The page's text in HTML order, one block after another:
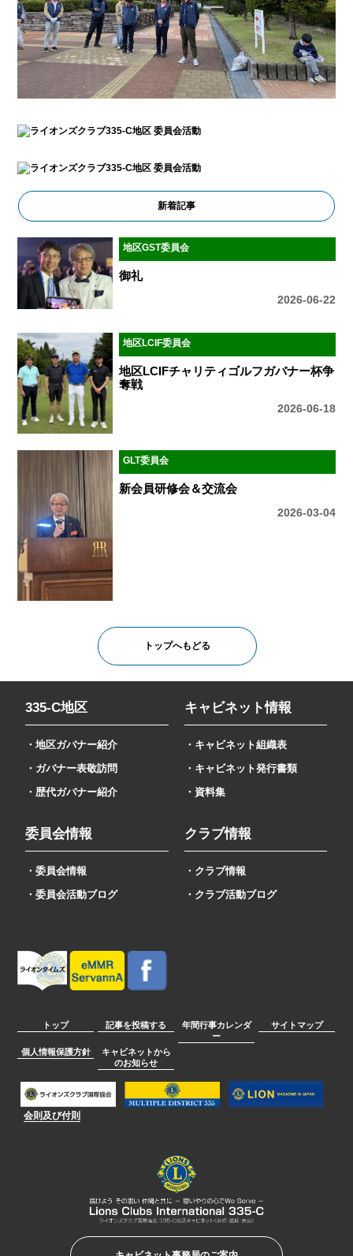
新着記事
地区GST委員会
御礼
2026-06-22
地区LCIF委員会
地区LCIFチャリティゴルフガバナー杯争
奪戦
2026-06-18
GLT委員会
新会員研修会＆交流会
2026-03-04
トップへもどる
335-C地区
・地区ガバナー紹介
・ガバナー表敬訪問
・歴代ガバナー紹介
キャビネット情報
・キャビネット組織表
・キャビネット発行書類
・資料集
委員会情報
・委員会情報
・委員会活動ブログ
クラブ情報
・クラブ情報
・クラブ活動ブログ
トップ 記事を投稿する
年間行事カレンダ
ー
サイトマップ
個人情報保護方針
キャビネットから
のお知らせ
会則及び付則